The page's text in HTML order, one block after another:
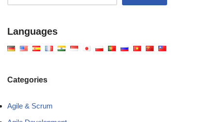
Languages
Categories
Agile & Scrum